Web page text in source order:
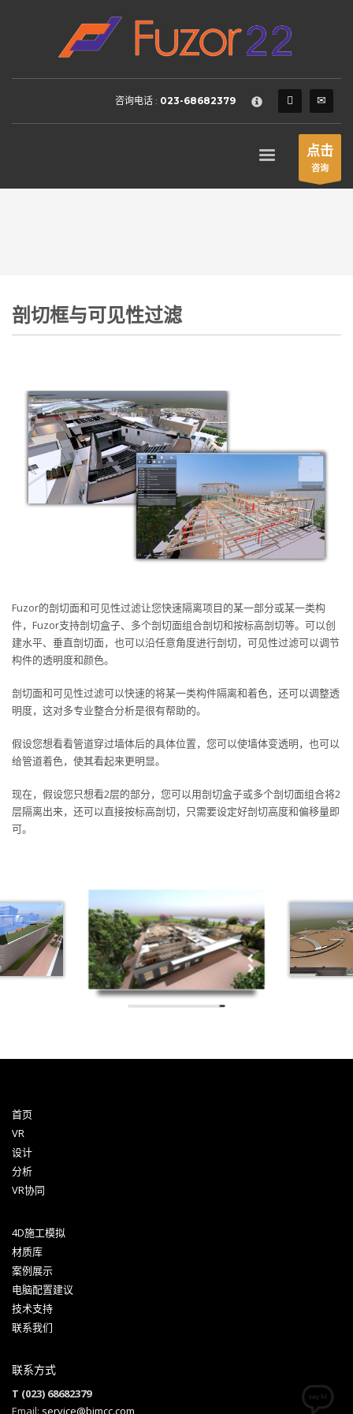
HOW TO SHOP
Login or create new account.
2 Review your order.
FREEshipment
If you still have problems, please let us know, by sending an
SHOWROOM HOURS
咨询电话 : 023-68682379
点击
咨询
剖切框与可见性过滤
Fuzor的剖切面和可见性过滤让您快速隔离项目的某一部分或某一类构
件，Fuzor支持剖切盒子、多个剖切面组合剖切和按标高剖切等。可以创
建水平、垂直剖切面，也可以沿任意角度进行剖切，可见性过滤可以调节
构件的透明度和颜色。
剖切面和可见性过滤可以快速的将某一类构件隔离和着色，还可以调整透
明度，这对多专业整合分析是很有帮助的。
假设您想看看管道穿过墙体后的具体位置，您可以使墙体变透明，也可以
给管道着色，使其看起来更明显。
现在，假设您只想看2层的部分，您可以用剖切盒子或多个剖切面组合将2
层隔离出来，还可以直接按标高剖切，只需要设定好剖切高度和偏移量即
可。
首页
VR
设计
分析
VR协同
4D施工模拟
材质库
案例展示
电脑配置建议
技术支持
联系我们
联系方式
T (023) 68682379
Email: service@bimcc.com